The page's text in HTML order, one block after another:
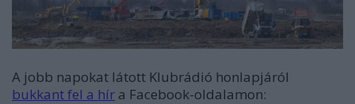
A jobb napokat látott Klubrádió honlapjáról
bukkant fel a hír a Facebook-oldalamon: